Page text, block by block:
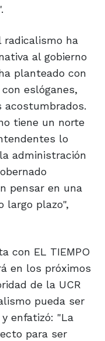
radicalismo ha
al gobierno
planteado con
eslóganes,
acostumbrados.
tiene un norte
lo
administración
pensar en una
largo plazo",
con EL TIEMPO
en los próximos
de la UCR
pueda ser
enfatizó: "La
para ser